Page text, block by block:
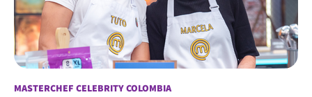
MASTERCHEF CELEBRITY COLOMBIA